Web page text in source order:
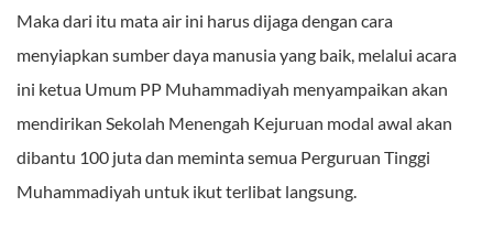
Maka dari itu mata air ini harus dijaga dengan cara
menyiapkan sumber daya manusia yang baik, melalui acara
ini ketua Umum PP Muhammadiyah menyampaikan akan
mendirikan Sekolah Menengah Kejuruan modal awal akan
dibantu 100 juta dan meminta semua Perguruan Tinggi
Muhammadiyah untuk ikut terlibat langsung.